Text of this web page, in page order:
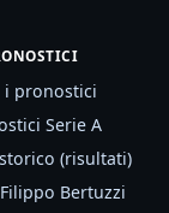
i pronostici
Serie A
(risultati)
Bertuzzi